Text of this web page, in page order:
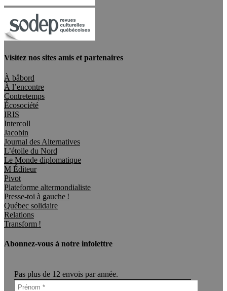
Visitez nos sites amis et partenaires
À bâbord
À l’encontre
Contretemps
Écosociété
IRIS
Intercoll
Jacobin
Journal des Alternatives
L’étoile du Nord
Le Monde diplomatique
M Éditeur
Pivot
Plateforme altermondialiste
Presse-toi à gauche !
Québec solidaire
Relations
Transform !
Abonnez-vous à notre infolettre
Pas plus de 12 envois par année.